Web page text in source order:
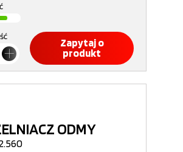
Zapytaj o
produkt
ODMY